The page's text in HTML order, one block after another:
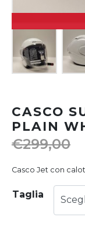
CASCO
PLAIN
€299,00
Casco Jet con
Taglia